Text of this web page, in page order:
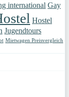
international Gay
Hostel
Jugendtours
Mietwagen Preisvergleich